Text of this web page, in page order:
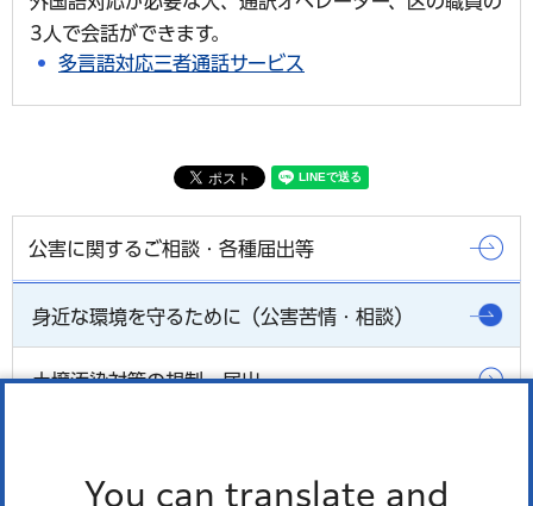
You can translate and
3人で会話ができます。
多言語対応三者通話サービス
公害に関するご相談・各種届出等
身近な環境を守るために（公害苦情・相談）
土壌汚染対策の規制・届出